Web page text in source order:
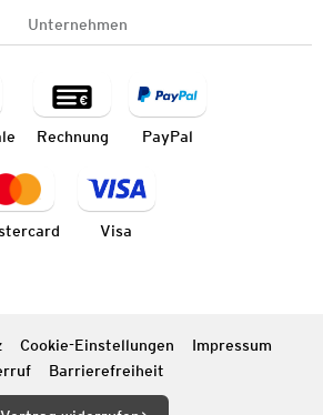
Unternehmen
Rechnung PayPal
Visa
Cookie-Einstellungen
Impressum
Barrierefreiheit